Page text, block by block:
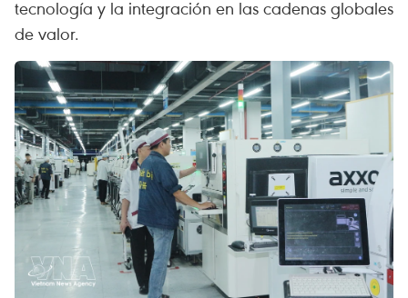
tecnología y la integración en las cadenas globales
de valor.